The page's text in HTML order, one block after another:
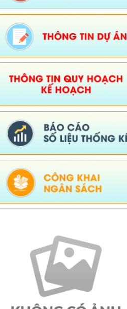
đến năm 2045)
Ngày ban hành: (25/02/2026)
Số:Số: 01/2026/QĐ-UBND
Tên:(QUYẾT ĐỊNH Quyết định bãi bỏ
01 tháng 07 năm 2025 của Ủy ban
nhân dân xã ban hành quy chế làm việc
của Ủy ban nhân dân xã Dào San,
nhiệm kỳ 2021-2026)
Ngày ban hành: (06/02/2026) -Ngày hiệu
lực: (04/02/2026)
Tên:(Chương trình tiết kiệm, chống
Ngày ban hành: (23/01/2026)
Tên:(Kế hoạch triển khai thực hiện dự
án 1 Hỗ trợ đất ở xã Dào San năm 2025
thuộc Chương trình MTQG phát triển
Ngày ban hành: (26/08/2025) -Ngày hiệu
lực: (01/12/2025)